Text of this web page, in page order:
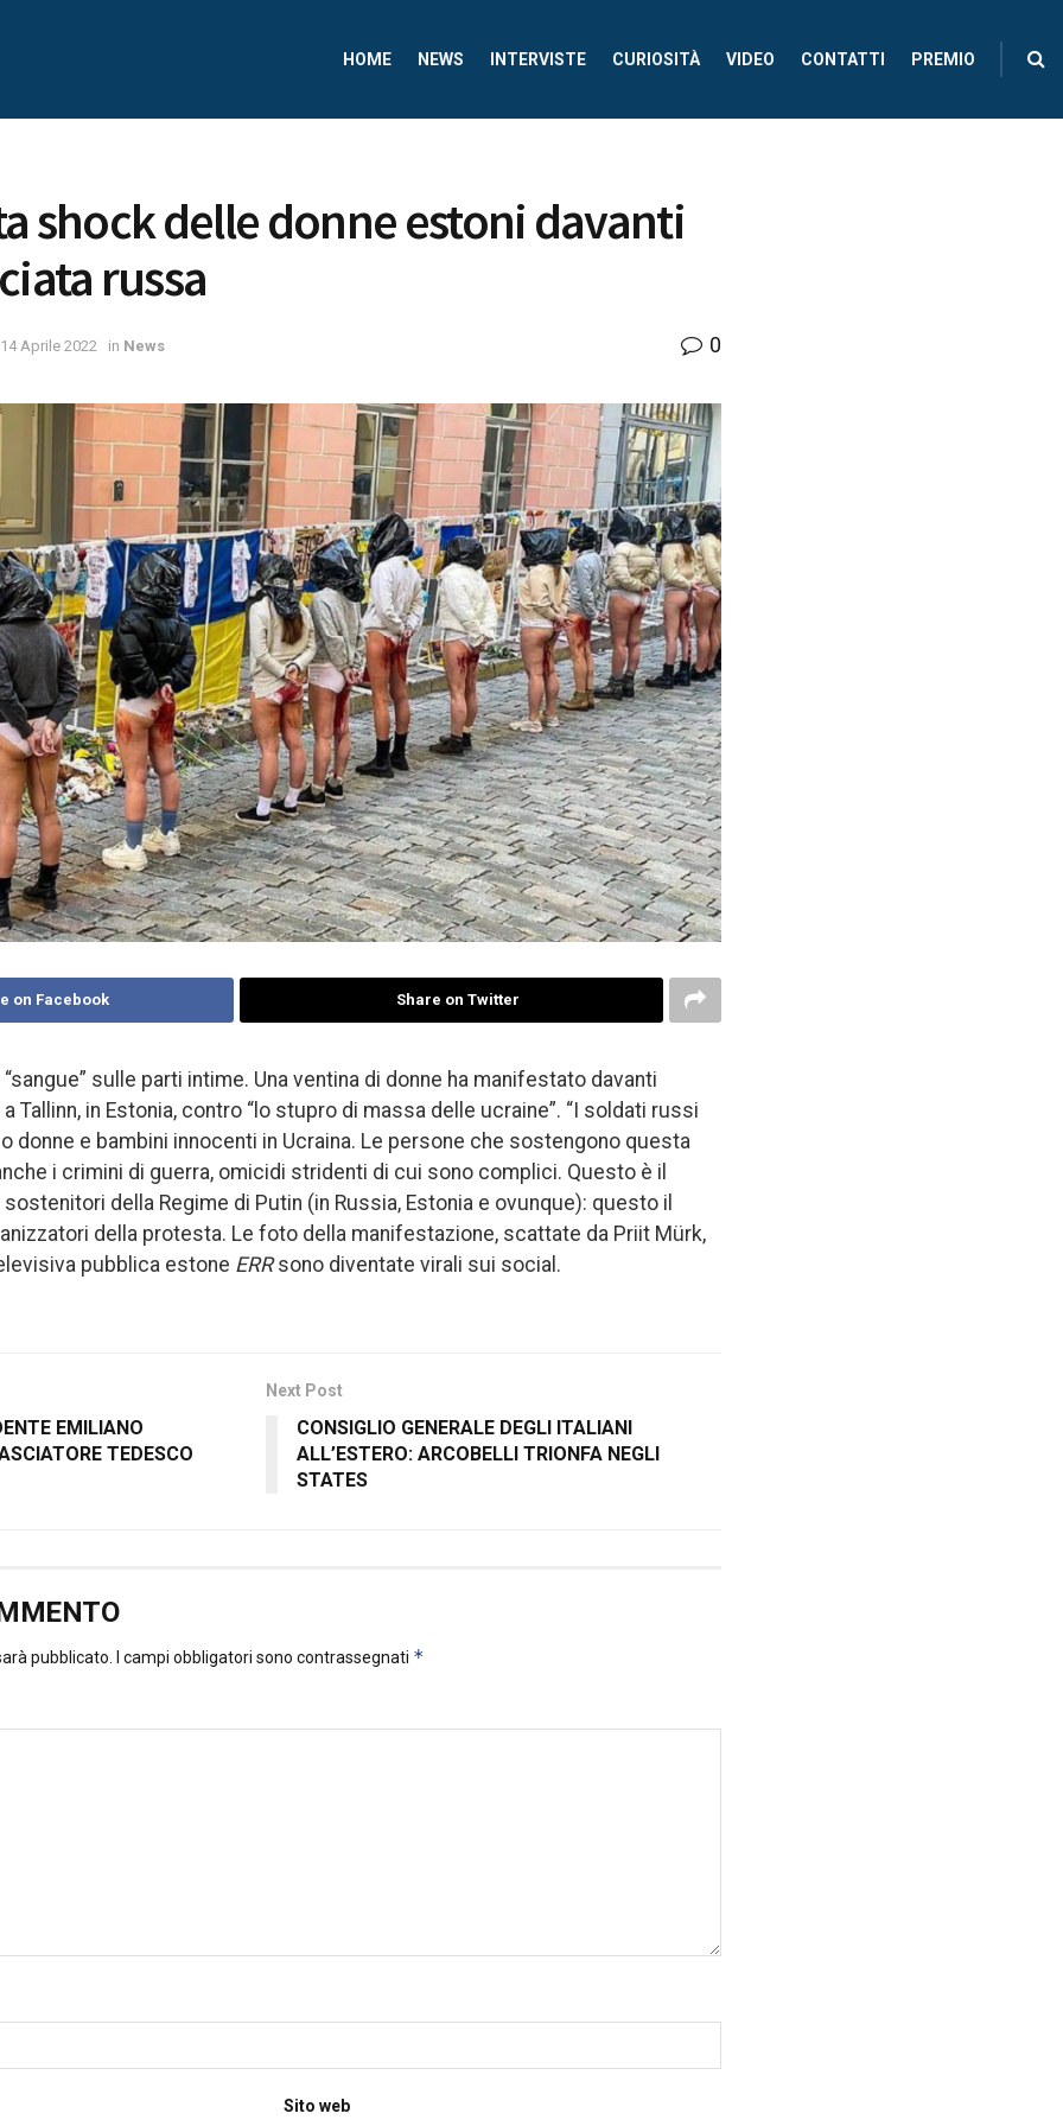
HOME NEWS INTERVISTE CURIOSITÀ VIDEO CONTATTI PREMIO
shock delle donne estoni davanti
russa
14 Aprile 2022 in News 0
on Facebook Share on Twitter
sulle parti intime. Una ventina di donne ha manifestato davanti
Tallinn, in Estonia, contro “lo stupro di massa delle ucraine”. “I soldati russi
donne e bambini innocenti in Ucraina. Le persone che sostengono questa
i crimini di guerra, omicidi stridenti di cui sono complici. Questo è il
della Regime di Putin (in Russia, Estonia e ovunque): questo il
della protesta. Le foto della manifestazione, scattate da Priit Mürk,
pubblica estone ERRsono diventate virali sui social.
EMILIANO
TEDESCO
Next Post
CONSIGLIO GENERALE DEGLI ITALIANI
ALL’ESTERO: ARCOBELLI TRIONFA NEGLI
STATES
pubblicato. I campi obbligatori sono contrassegnati *
Sito web